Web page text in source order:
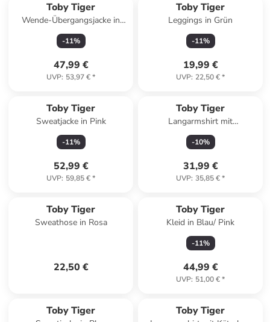
Toby Tiger
Wende-Übergangsjacke in
Rosa/ Bunt
-11%
47,99 €
UVP: 53,97 €*
Toby Tiger
Leggings in Grün
-11%
19,99 €
UVP: 22,50 €*
Toby Tiger
Sweatjacke in Pink
-11%
52,99 €
UVP: 59,85 €*
Toby Tiger
Langarmshirt mit
Feuerwehrauto Applikation in
blau
-10%
31,99 €
UVP: 35,85 €*
Toby Tiger
Sweathose in Rosa
22,50 €
Toby Tiger
Kleid in Blau/ Pink
-11%
44,99 €
UVP: 51,00 €*
Toby Tiger Toby Tiger